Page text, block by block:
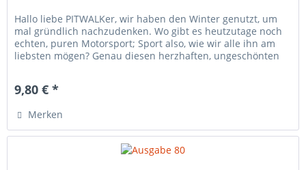
Hallo liebe PITWALKer, wir haben den Winter genutzt, um
mal gründlich nachzudenken. Wo gibt es heutzutage noch
echten, puren Motorsport; Sport also, wie wir alle ihn am
liebsten mögen? Genau diesen herzhaften, ungeschönten
9,80 € *
Merken